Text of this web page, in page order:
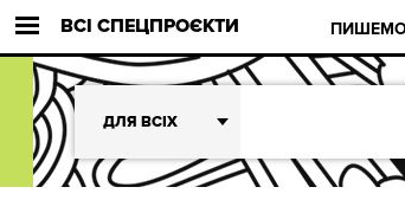
ВСІ СПЕЦПРОЄКТИ
ДЛЯ ВСІХ